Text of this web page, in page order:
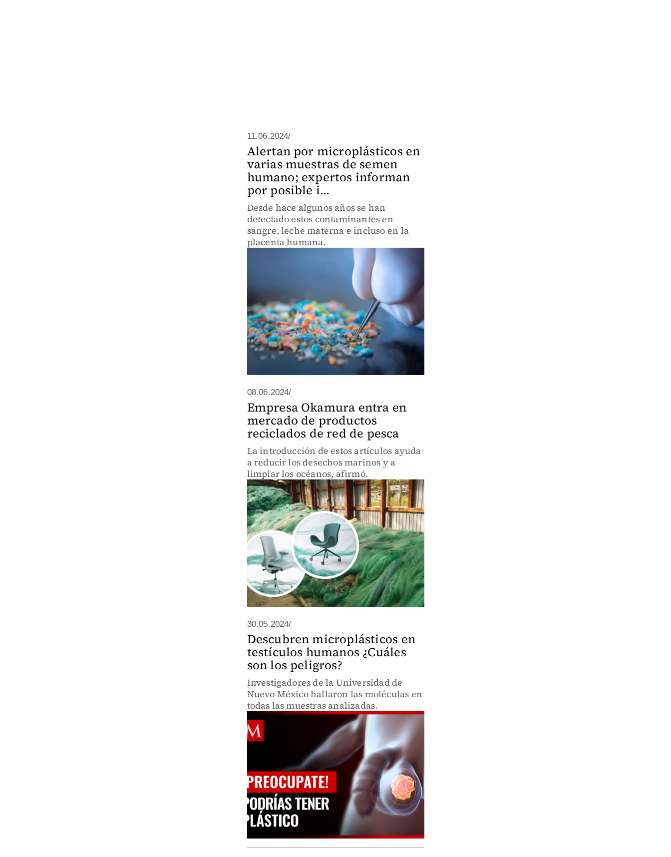
11.06.2024/
Alertan por microplásticos en
varias muestras de semen
humano; expertos informan
por posible i...
Desde hace algunos años se han
detectado estos contaminantes en
sangre, leche materna e incluso en la
placenta humana.
08.06.2024/
Empresa Okamura entra en
mercado de productos
reciclados de red de pesca
La introducción de estos artículos ayuda
a reducir los desechos marinos y a
limpiar los océanos, afirmó.
30.05.2024/
Descubren microplásticos en
testículos humanos ¿Cuáles
son los peligros?
Investigadores de la Universidad de
Nuevo México hallaron las moléculas en
todas las muestras analizadas.